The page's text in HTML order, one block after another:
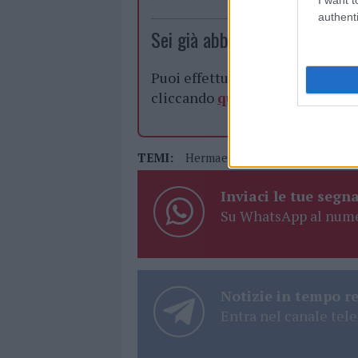
Sei già abbonato?
Puoi effettuare l'accesso
cliccando qui
TEMI: Hermaea Olbia
Inviaci le tue
Su WhatsApp al
Notizie in tempo
Entra nel canale